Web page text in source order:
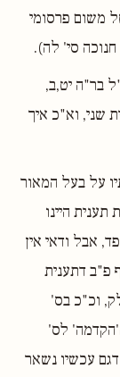
משום פרסומי
סי' לה).
בר"ה יט,ב,
שני, וא"כ איך
על בעל המאור
היינו
אבל ודאי אין
פ"ב דתענית
וכ"כ בס'
לס'
עכשיו נשאר